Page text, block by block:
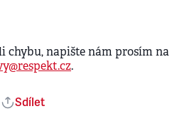
chybu, napište nám prosím na
.
Sdílet